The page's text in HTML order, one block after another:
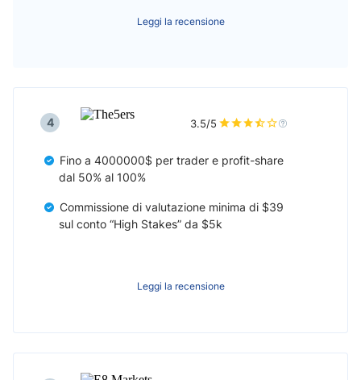
Leggi la recensione
Leggi la recensione
4 3.5/5
Fino a 4000000$ per trader e profit-share
dal 50% al 100%
Commissione di valutazione minima di $39
sul conto “High Stakes” da $5k